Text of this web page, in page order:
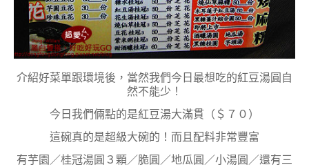
介紹好菜單跟環境後，當然我們今日最想吃的紅豆湯圓自
然不能少！
今日我們倆點的是紅豆湯大滿貫（＄７０）
這碗真的是超級大碗的！而且配料非常豐富
有芋園／桂冠湯圓３顆／脆圓／地瓜圓／小湯圓／還有三